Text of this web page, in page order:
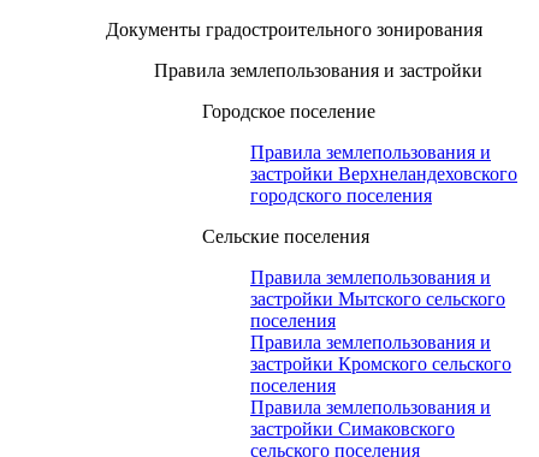
Документы градостроительного зонирования
Правила землепользования и застройки
Городское поселение
Правила землепользования и
застройки Верхнеландеховского
городского поселения
Сельские поселения
Правила землепользования и
застройки Мытского сельского
поселения
Правила землепользования и
застройки Кромского сельского
поселения
Правила землепользования и
застройки Симаковского
сельского поселения